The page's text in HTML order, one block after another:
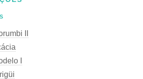
II
I